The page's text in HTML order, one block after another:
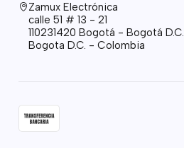
Zamux Electrónica
calle 51 # 13 - 21
110231420 Bogotá - Bogotá D.C.
Bogota D.C. - Colombia